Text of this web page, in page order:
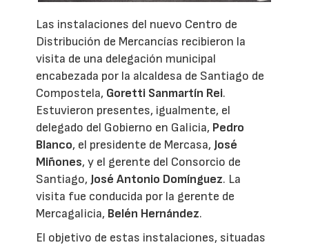
Las instalaciones del nuevo Centro de
Distribución de Mercancías recibieron la
visita de una delegación municipal
encabezada por la alcaldesa de Santiago de
Compostela, Goretti Sanmartín Rei.
Estuvieron presentes, igualmente, el
delegado del Gobierno en Galicia, Pedro
Blanco, el presidente de Mercasa,José
Miñones, y el gerente del Consorcio de
Santiago,José Antonio Domínguez. La
visita fue conducida por la gerente de
Mercagalicia, Belén Hernández.
El objetivo de estas instalaciones, situadas